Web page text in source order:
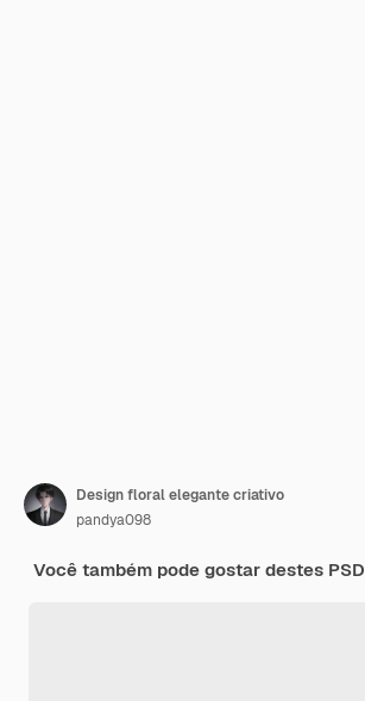
Design floral elegante criativo
pandya098
Você também pode gostar destes PSD